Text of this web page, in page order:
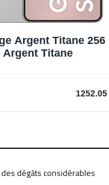
Argent Titane
Argent Titane
1252.05
dégâts considérables